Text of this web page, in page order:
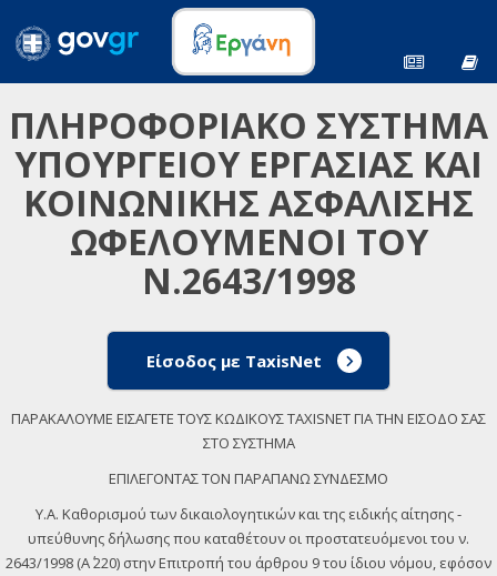
ΠΛΗΡΟΦΟΡΙΑΚΟ ΣΥΣΤΗΜΑ
ΥΠΟΥΡΓΕΙΟΥ ΕΡΓΑΣΙΑΣ ΚΑΙ
ΚΟΙΝΩΝΙΚΗΣ ΑΣΦΑΛΙΣΗΣ
ΩΦΕΛΟΥΜΕΝΟΙ ΤΟΥ
Ν.2643/1998
Είσοδος με TaxisNet
ΠΑΡΑΚΑΛΟΥΜΕ ΕΙΣΑΓΕΤΕ ΤΟΥΣ ΚΩΔΙΚΟΥΣ TAXISNET ΓΙΑ ΤΗΝ ΕΙΣΟΔΟ ΣΑΣ
ΣΤΟ ΣΥΣΤΗΜΑ
ΕΠΙΛΕΓΟΝΤΑΣ ΤΟΝ ΠΑΡΑΠΑΝΩ ΣΥΝΔΕΣΜΟ
Y.A. Καθορισμού των δικαιολογητικών και της ειδικής αίτησης -
υπεύθυνης δήλωσης που καταθέτουν οι προστατευόμενοι του ν.
2643/1998 (Α΄ 220) στην Επιτροπή του άρθρου 9 του ίδιου νόμου, εφόσον